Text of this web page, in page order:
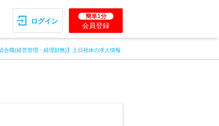
ログイン
簡単1分
会員登録
合職(経営管理・経理財務)】土日祝休の求人情報